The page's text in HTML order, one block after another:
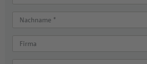
Nachname *
Firma